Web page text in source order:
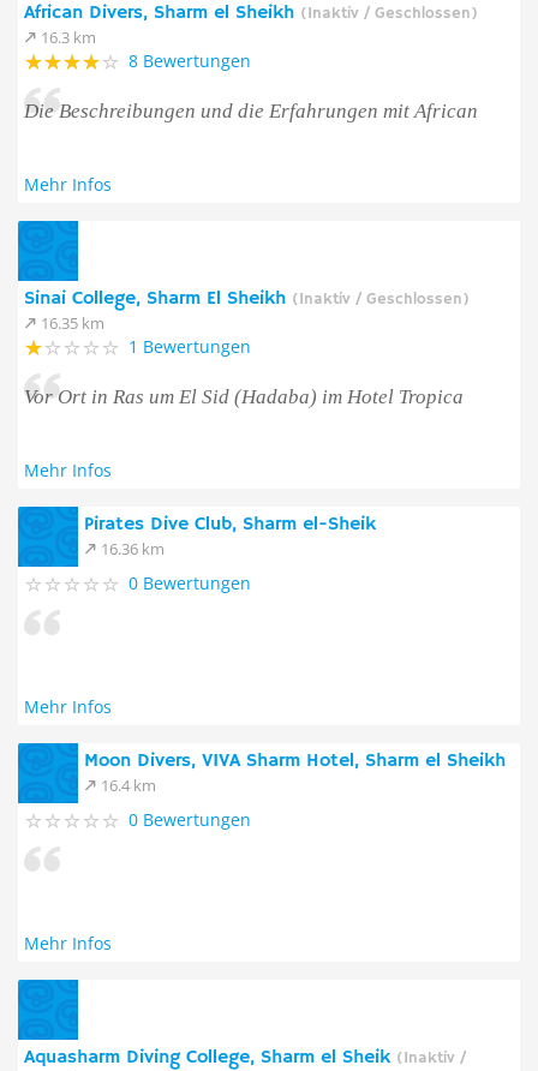
African Divers, Sharm el Sheikh (Inaktiv / Geschlossen)
16.3 km
8 Bewertungen
Die Beschreibungen und die Erfahrungen mit African
Mehr Infos
Sinai College, Sharm El Sheikh (Inaktiv / Geschlossen)
16.35 km
1 Bewertungen
Vor Ort in Ras um El Sid (Hadaba) im Hotel Tropica
Mehr Infos
Pirates Dive Club, Sharm el-Sheik
16.36 km
0 Bewertungen
Mehr Infos
Moon Divers, VIVA Sharm Hotel, Sharm el Sheikh
16.4 km
0 Bewertungen
Mehr Infos
Aquasharm Diving College, Sharm el Sheik (Inaktiv /